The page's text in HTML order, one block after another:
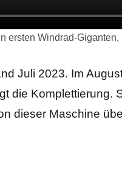
ersten Windrad-
Juli 2023. Im
die Komplettierung.
dieser Maschine